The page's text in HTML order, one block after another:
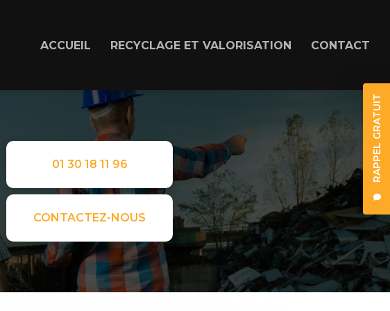
RAPPEL GRATUIT
ACCUEIL RECYCLAGE ET VALORISATION CONTACT
01 30 18 11 96
CONTACTEZ-NOUS